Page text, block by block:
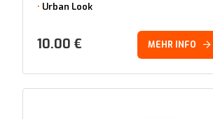
Urban Look
10.00 € MEHR INFO